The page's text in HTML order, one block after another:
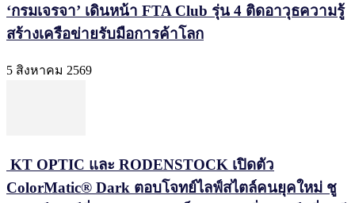
‘กรมเจรจา’ เดินหน้า FTA Club รุ่น 4 ติดอาวุธความรู้
สร้างเครือข่ายรับมือการค้าโลก
5 สิงหาคม 2569
KT OPTIC และ RODENSTOCK เปิดตัว
ColorMatic® Dark ตอบโจทย์ไลฟ์สไตล์คนยุคใหม่ ชู